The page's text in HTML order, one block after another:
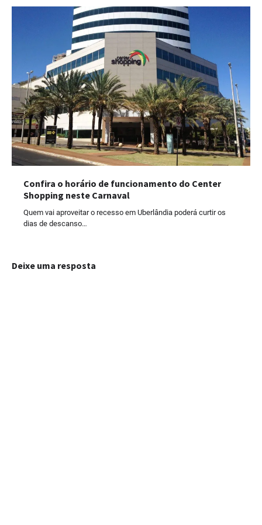
Confira o horário de funcionamento do Center
Shopping neste Carnaval
Quem vai aproveitar o recesso em Uberlândia poderá curtir os
dias de descanso…
Deixe uma resposta